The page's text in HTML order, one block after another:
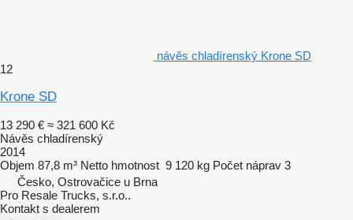
návěs chladírenský Krone SD
12
Krone SD
13 290 € ≈ 321 600 Kč
Návěs chladírenský
2014
Objem 87,8 m³ Netto hmotnost 9 120 kg Počet náprav 3
Česko, Ostrovačice u Brna
Pro Resale Trucks, s.r.o..
Kontakt s dealerem